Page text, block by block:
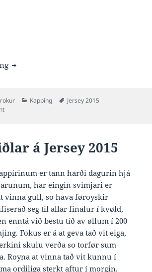
Triðju finalur á Jersey 2015
Author
rokur Categories
Kapping Tags
Jersey 2015
on Triðju finalur á Jersey 2015
á Jersey 2015
er tann harði dagurin hjá
har eingin svimjari er
vinna gull, so hava føroyskir
seg til allar finalur í kvøld,
enntá við bestu tíð av øllum í 200
Fokus er á at geva tað vit eiga,
skulu verða so torfør sum
Royna at vinna tað vit kunnu í
ordiliga sterkt aftur í morgin.